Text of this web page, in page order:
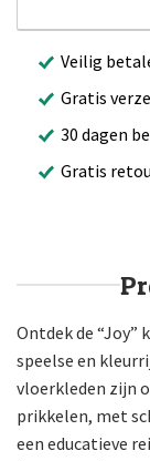
Veilig
Gratis
30 dagen
Gratis
Ontdek de “Joy”
speelse en
vloerkleden zijn
prikkelen, met
een educatieve